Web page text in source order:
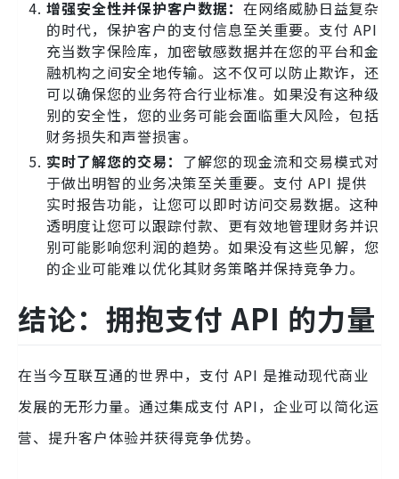
增强安全性并保护客户数据： 在网络威胁日益复杂
的时代，保护客户的支付信息至关重要。支付 API
充当数字保险库，加密敏感数据并在您的平台和金
融机构之间安全地传输。这不仅可以防止欺诈，还
可以确保您的业务符合行业标准。如果没有这种级
别的安全性，您的业务可能会面临重大风险，包括
财务损失和声誉损害。
实时了解您的交易： 了解您的现金流和交易模式对
于做出明智的业务决策至关重要。支付 API 提供
实时报告功能，让您可以即时访问交易数据。这种
透明度让您可以跟踪付款、更有效地管理财务并识
别可能影响您利润的趋势。如果没有这些见解，您
的企业可能难以优化其财务策略并保持竞争力。
结论：拥抱支付 API 的力量
在当今互联互通的世界中，支付 API 是推动现代商业
发展的无形力量。通过集成支付 API，企业可以简化运
营、提升客户体验并获得竞争优势。